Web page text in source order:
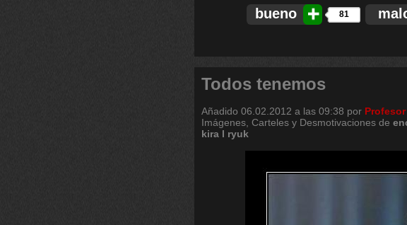
bueno 81
Todos tenemos
Añadido 06.02.2012 a las 09:38 por
Imágenes, Carteles y Desmotivaciones de
kira l ryuk